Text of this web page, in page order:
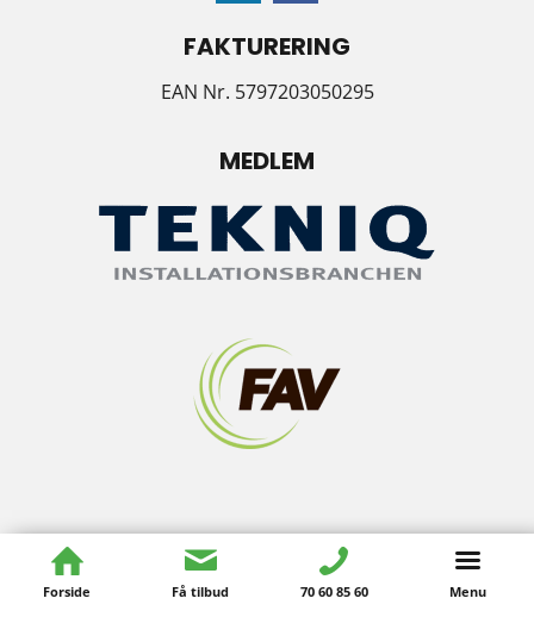
FAKTURERING
EAN Nr. 5797203050295
MEDLEM
Forside Få tilbud 70 60 85 60 Menu
© Copyright - JV Ventilation ApS